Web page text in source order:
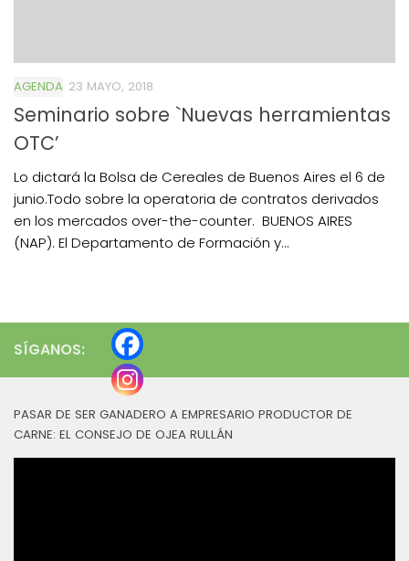
AGENDA 23 MAYO, 2018
Seminario sobre `Nuevas herramientas
OTC’
Lo dictará la Bolsa de Cereales de Buenos Aires el 6 de
junio.Todo sobre la operatoria de contratos derivados
en los mercados over-the-counter. BUENOS AIRES
(NAP). El Departamento de Formación y...
SÍGANOS:
PASAR DE SER GANADERO A EMPRESARIO PRODUCTOR DE
CARNE: EL CONSEJO DE OJEA RULLÁN